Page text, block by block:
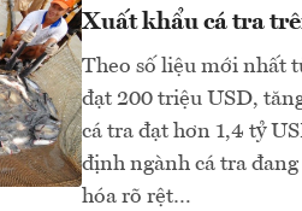
Xuất khẩu cá tra
Theo số liệu mới nhất
đạt 200 triệu USD,
cá tra đạt hơn 1,4 tỷ
định ngành cá tra
hóa rõ rệt…